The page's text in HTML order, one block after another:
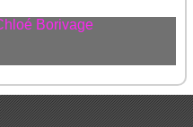
Borivage